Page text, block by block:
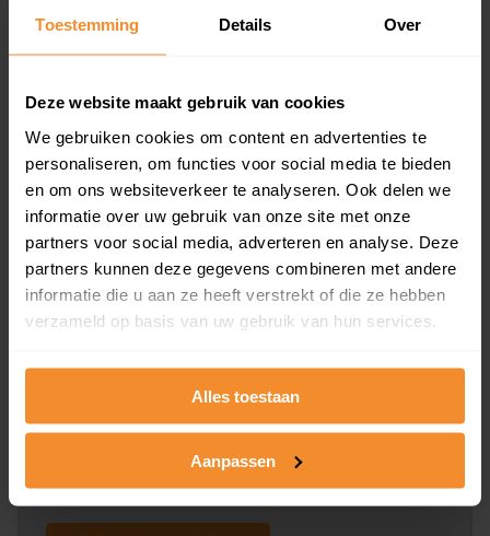
Toestemming Details Over
Deze website maakt gebruik van cookies
We gebruiken cookies om content en advertenties te
personaliseren, om functies voor social media te bieden
en om ons websiteverkeer te analyseren. Ook delen we
informatie over uw gebruik van onze site met onze
partners voor social media, adverteren en analyse. Deze
partners kunnen deze gegevens combineren met andere
informatie die u aan ze heeft verstrekt of die ze hebben
verzameld op basis van uw gebruik van hun services.
Alles toestaan
Aanpassen
en koopdatum) binnen een postcodegebied. Dit
inclusief een jaar lang gratis updates van nieuwe
koopsommen.
Bekijk product
Direct leverbaar
Kadastrale kaart pakket
Een uitgebreid overzicht van het perceel en
dit inclusief de luchtfoto!